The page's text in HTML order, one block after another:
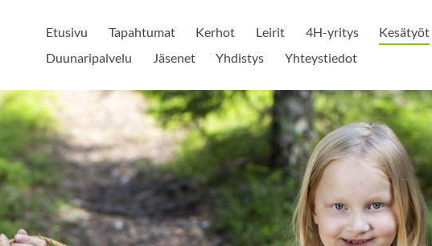
Etusivu Tapahtumat Kerhot Leirit 4H-yritys Kesätyöt
Duunaripalvelu
Jäsenet Yhdistys Yhteystiedot